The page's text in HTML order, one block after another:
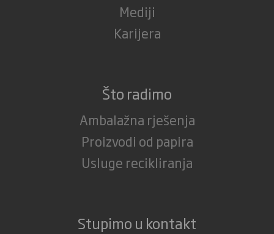
Mediji
Karijera
Što radimo
Ambalažna rješenja
Proizvodi od papira
Usluge recikliranja
Stupimo u kontakt